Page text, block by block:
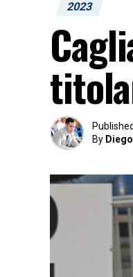
2023
Published
By